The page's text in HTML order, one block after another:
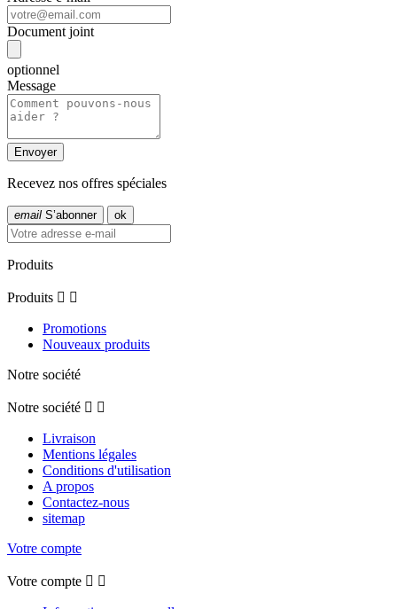
Document joint
optionnel
Message
Recevez nos offres spéciales
email S’abonner
Produits
Produits  
Promotions
Nouveaux produits
Notre société
Notre société  
Livraison
Mentions légales
Conditions d'utilisation
A propos
Contactez-nous
sitemap
Votre compte
Votre compte  